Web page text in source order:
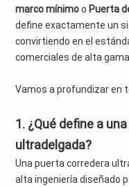
marco mínimoo Puerta
define exactamente un
convirtiendo en el
comerciales de alta
Vamos a profundizar en
1. ¿Qué define a
ultradelgada?
Una puerta corredera
alta ingeniería diseñado